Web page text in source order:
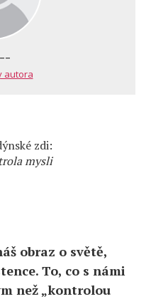
autora
zdi:
mysli
obraz o světě,
To, co s námi
než „kontrolou